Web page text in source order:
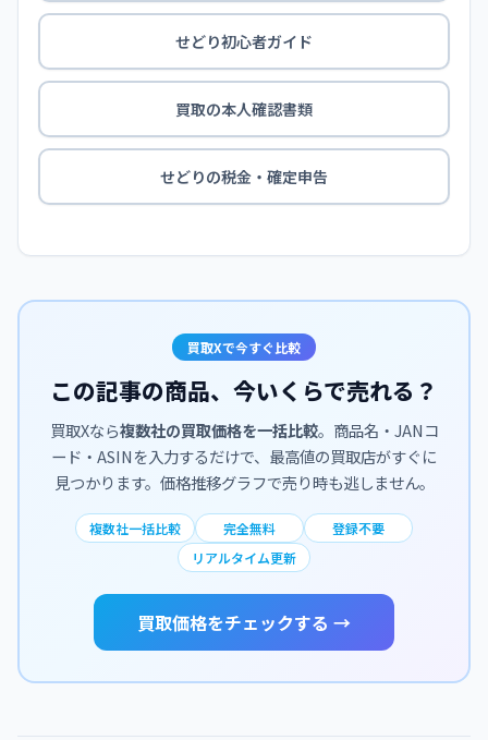
せどり初心者ガイド
買取の本人確認書類
せどりの税金・確定申告
買取Xで今すぐ比較
この記事の商品、今いくらで売れる？
買取Xなら複数社の買取価格を一括比較。商品名・JANコ
ード・ASINを入力するだけで、最高値の買取店がすぐに
見つかります。価格推移グラフで売り時も逃しません。
複数社一括比較 完全無料
登録不要
リアルタイム更新
買取価格をチェックする →